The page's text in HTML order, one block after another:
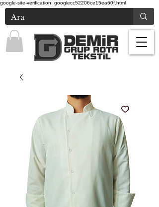
google-site-verification: googlecc52206ce15ea60f.html